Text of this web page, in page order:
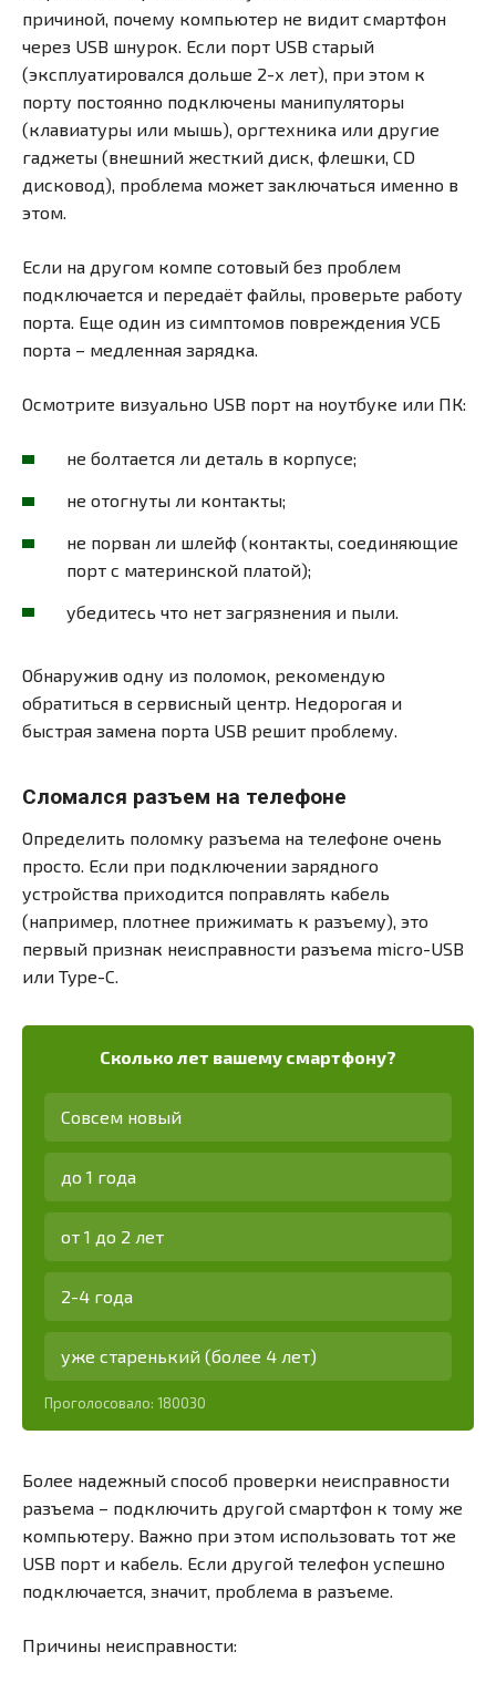
причиной, почему компьютер не видит смартфон
через USB шнурок. Если порт USB старый
(эксплуатировался дольше 2-х лет), при этом к
порту постоянно подключены манипуляторы
(клавиатуры или мышь), оргтехника или другие
гаджеты (внешний жесткий диск, флешки, CD
дисковод), проблема может заключаться именно в
этом.
Если на другом компе сотовый без проблем
подключается и передаёт файлы, проверьте работу
порта. Еще один из симптомов повреждения УСБ
порта – медленная зарядка.
Осмотрите визуально USB порт на ноутбуке или ПК:
не болтается ли деталь в корпусе;
не отогнуты ли контакты;
не порван ли шлейф (контакты, соединяющие
порт с материнской платой);
убедитесь что нет загрязнения и пыли.
Обнаружив одну из поломок, рекомендую
обратиться в сервисный центр. Недорогая и
быстрая замена порта USB решит проблему.
Сломался разъем на телефоне
Определить поломку разъема на телефоне очень
просто. Если при подключении зарядного
устройства приходится поправлять кабель
(например, плотнее прижимать к разъему), это
первый признак неисправности разъема micro-USB
или Type-C.
Сколько лет вашему смартфону?
Совсем новый
до 1 года
от 1 до 2 лет
2-4 года
уже старенький (более 4 лет)
Проголосовало: 180030
Более надежный способ проверки неисправности
разъема – подключить другой смартфон к тому же
компьютеру. Важно при этом использовать тот же
USB порт и кабель. Если другой телефон успешно
подключается, значит, проблема в разъеме.
Причины неисправности: